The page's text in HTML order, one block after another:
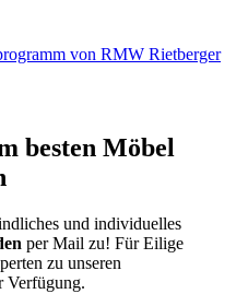
von RMW Rietberger
besten Möbel
und individuelles
per Mail zu! Für Eilige
zu unseren
Verfügung.